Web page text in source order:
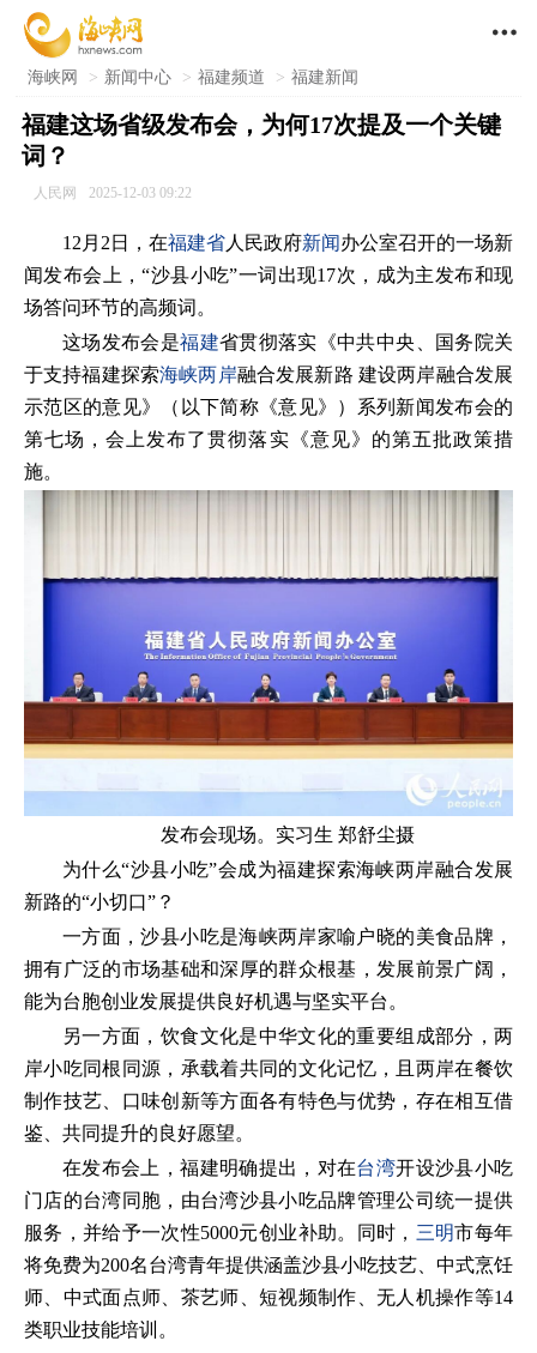

海峡网 > 新闻中心 > 福建频道 > 福建新闻
福建这场省级发布会，为何17次提及一个关键
词？
人民网 2025-12-03 09:22
12月2日，在福建省人民政府新闻办公室召开的一场新
闻发布会上，“沙县小吃”一词出现17次，成为主发布和现
场答问环节的高频词。
这场发布会是福建省贯彻落实《中共中央、国务院关
于支持福建探索海峡两岸融合发展新路 建设两岸融合发展
示范区的意见》（以下简称《意见》）系列新闻发布会的
第七场，会上发布了贯彻落实《意见》的第五批政策措
施。
发布会现场。实习生 郑舒尘摄
为什么“沙县小吃”会成为福建探索海峡两岸融合发展
新路的“小切口”？
一方面，沙县小吃是海峡两岸家喻户晓的美食品牌，
拥有广泛的市场基础和深厚的群众根基，发展前景广阔，
能为台胞创业发展提供良好机遇与坚实平台。
另一方面，饮食文化是中华文化的重要组成部分，两
岸小吃同根同源，承载着共同的文化记忆，且两岸在餐饮
制作技艺、口味创新等方面各有特色与优势，存在相互借
鉴、共同提升的良好愿望。
在发布会上，福建明确提出，对在台湾开设沙县小吃
门店的台湾同胞，由台湾沙县小吃品牌管理公司统一提供
服务，并给予一次性5000元创业补助。同时， 三明市每年
将免费为200名台湾青年提供涵盖沙县小吃技艺、中式烹饪
师、中式面点师、茶艺师、短视频制作、无人机操作等14
类职业技能培训。